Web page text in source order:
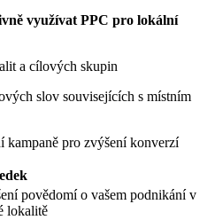
využívat PPC pro lokální
a cílových skupin
slov souvisejících s místním
kampaně pro zvýšení konverzí
povědomí o vašem podnikání v
lokalitě